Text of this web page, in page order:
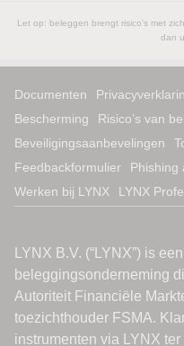
Let op: beleggen brengt risico's met
dan
Documenten
Bescherming
Risico’s van
Beveiligingsaanbevelingen
Feedbackformulier
Phishing
Werken bij LYNX
LYNX